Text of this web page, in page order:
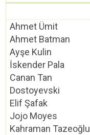
Ahmet Ümit
Ahmet Batman
Ayşe Kulin
İskender Pala
Canan Tan
Dostoyevski
Elif Şafak
Jojo Moyes
Kahraman Tazeoğlu